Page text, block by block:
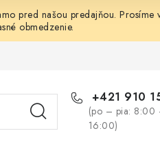
pred našou predajňou. Prosíme
obmedzenie.
+421 910
(po – pia: 8:00
16:00)